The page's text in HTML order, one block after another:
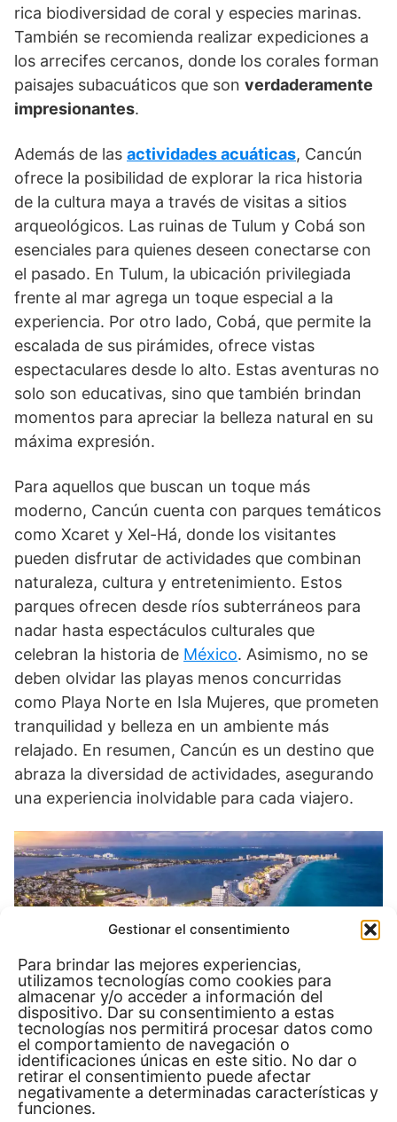
Gestionar el consentimiento
Para brindar las mejores experiencias,
utilizamos tecnologías como cookies para
almacenar y/o acceder a información del
dispositivo. Dar su consentimiento a estas
tecnologías nos permitirá procesar datos como
el comportamiento de navegación o
identificaciones únicas en este sitio. No dar o
retirar el consentimiento puede afectar
negativamente a determinadas características y
funciones.
rica biodiversidad de coral y especies marinas.
También se recomienda realizar expediciones a
los arrecifes cercanos, donde los corales forman
paisajes subacuáticos que son verdaderamente
impresionantes.
Además de las actividades acuáticas, Cancún
ofrece la posibilidad de explorar la rica historia
de la cultura maya a través de visitas a sitios
arqueológicos. Las ruinas de Tulum y Cobá son
esenciales para quienes deseen conectarse con
el pasado. En Tulum, la ubicación privilegiada
frente al mar agrega un toque especial a la
experiencia. Por otro lado, Cobá, que permite la
escalada de sus pirámides, ofrece vistas
espectaculares desde lo alto. Estas aventuras no
solo son educativas, sino que también brindan
momentos para apreciar la belleza natural en su
máxima expresión.
Para aquellos que buscan un toque más
moderno, Cancún cuenta con parques temáticos
como Xcaret y Xel-Há, donde los visitantes
pueden disfrutar de actividades que combinan
naturaleza, cultura y entretenimiento. Estos
parques ofrecen desde ríos subterráneos para
nadar hasta espectáculos culturales que
celebran la historia de México. Asimismo, no se
deben olvidar las playas menos concurridas
como Playa Norte en Isla Mujeres, que prometen
tranquilidad y belleza en un ambiente más
relajado. En resumen, Cancún es un destino que
abraza la diversidad de actividades, asegurando
una experiencia inolvidable para cada viajero.
Consejos Útiles para Tu